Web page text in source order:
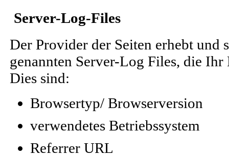
Server-Log-Files
Der Provider der Seiten erhebt und
genannten Server-Log Files, die
Dies sind:
Browsertyp/ Browserversion
verwendetes Betriebssystem
Referrer URL